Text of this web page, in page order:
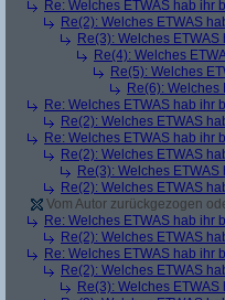
Re: Welches ETWAS hab ihr
Re(2): Welches ETWAS
Re(3): Welches
Re(4): Welches
Re(5): Welches
Re(6): Welches
Re: Welches ETWAS hab ihr
Re(2): Welches ETWAS
Re: Welches ETWAS hab ihr
Re(2): Welches ETWAS
Re(3): Welches
Re(2): Welches ETWAS
Vom Autor zurückgezogen
Re: Welches ETWAS hab ihr
Re(2): Welches ETWAS
Re: Welches ETWAS hab ihr
Re(2): Welches ETWAS
Re(3): Welches